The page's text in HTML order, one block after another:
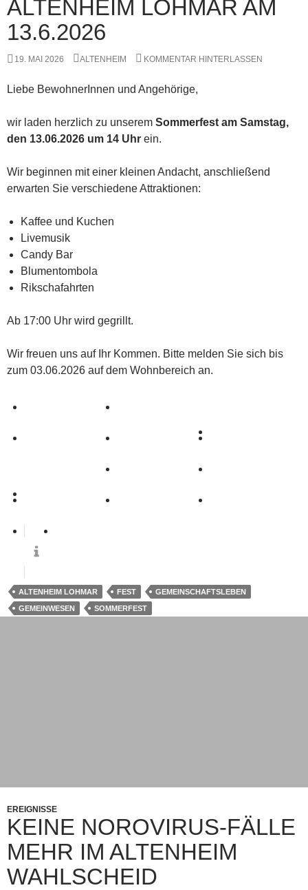
ALTENHEIM LOHMAR AM
13.6.2026
19. MAI 2026 ALTENHEIM KOMMENTAR HINTERLASSEN
Liebe BewohnerInnen und Angehörige,
wir laden herzlich zu unserem Sommerfest am Samstag,
den 13.06.2026 um 14 Uhr ein.
Wir beginnen mit einer kleinen Andacht, anschließend
erwarten Sie verschiedene Attraktionen:
Kaffee und Kuchen
Livemusik
Candy Bar
Blumentombola
Rikschafahrten
Ab 17:00 Uhr wird gegrillt.
Wir freuen uns auf Ihr Kommen. Bitte melden Sie sich bis
zum 03.06.2026 auf dem Wohnbereich an.
ALTENHEIM LOHMAR FEST
GEMEINSCHAFTSLEBEN
GEMEINWESEN
SOMMERFEST
EREIGNISSE
KEINE NOROVIRUS-FÄLLE
MEHR IM ALTENHEIM
WAHLSCHEID